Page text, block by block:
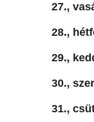
27.,
28.,
29.,
30.,
31.,